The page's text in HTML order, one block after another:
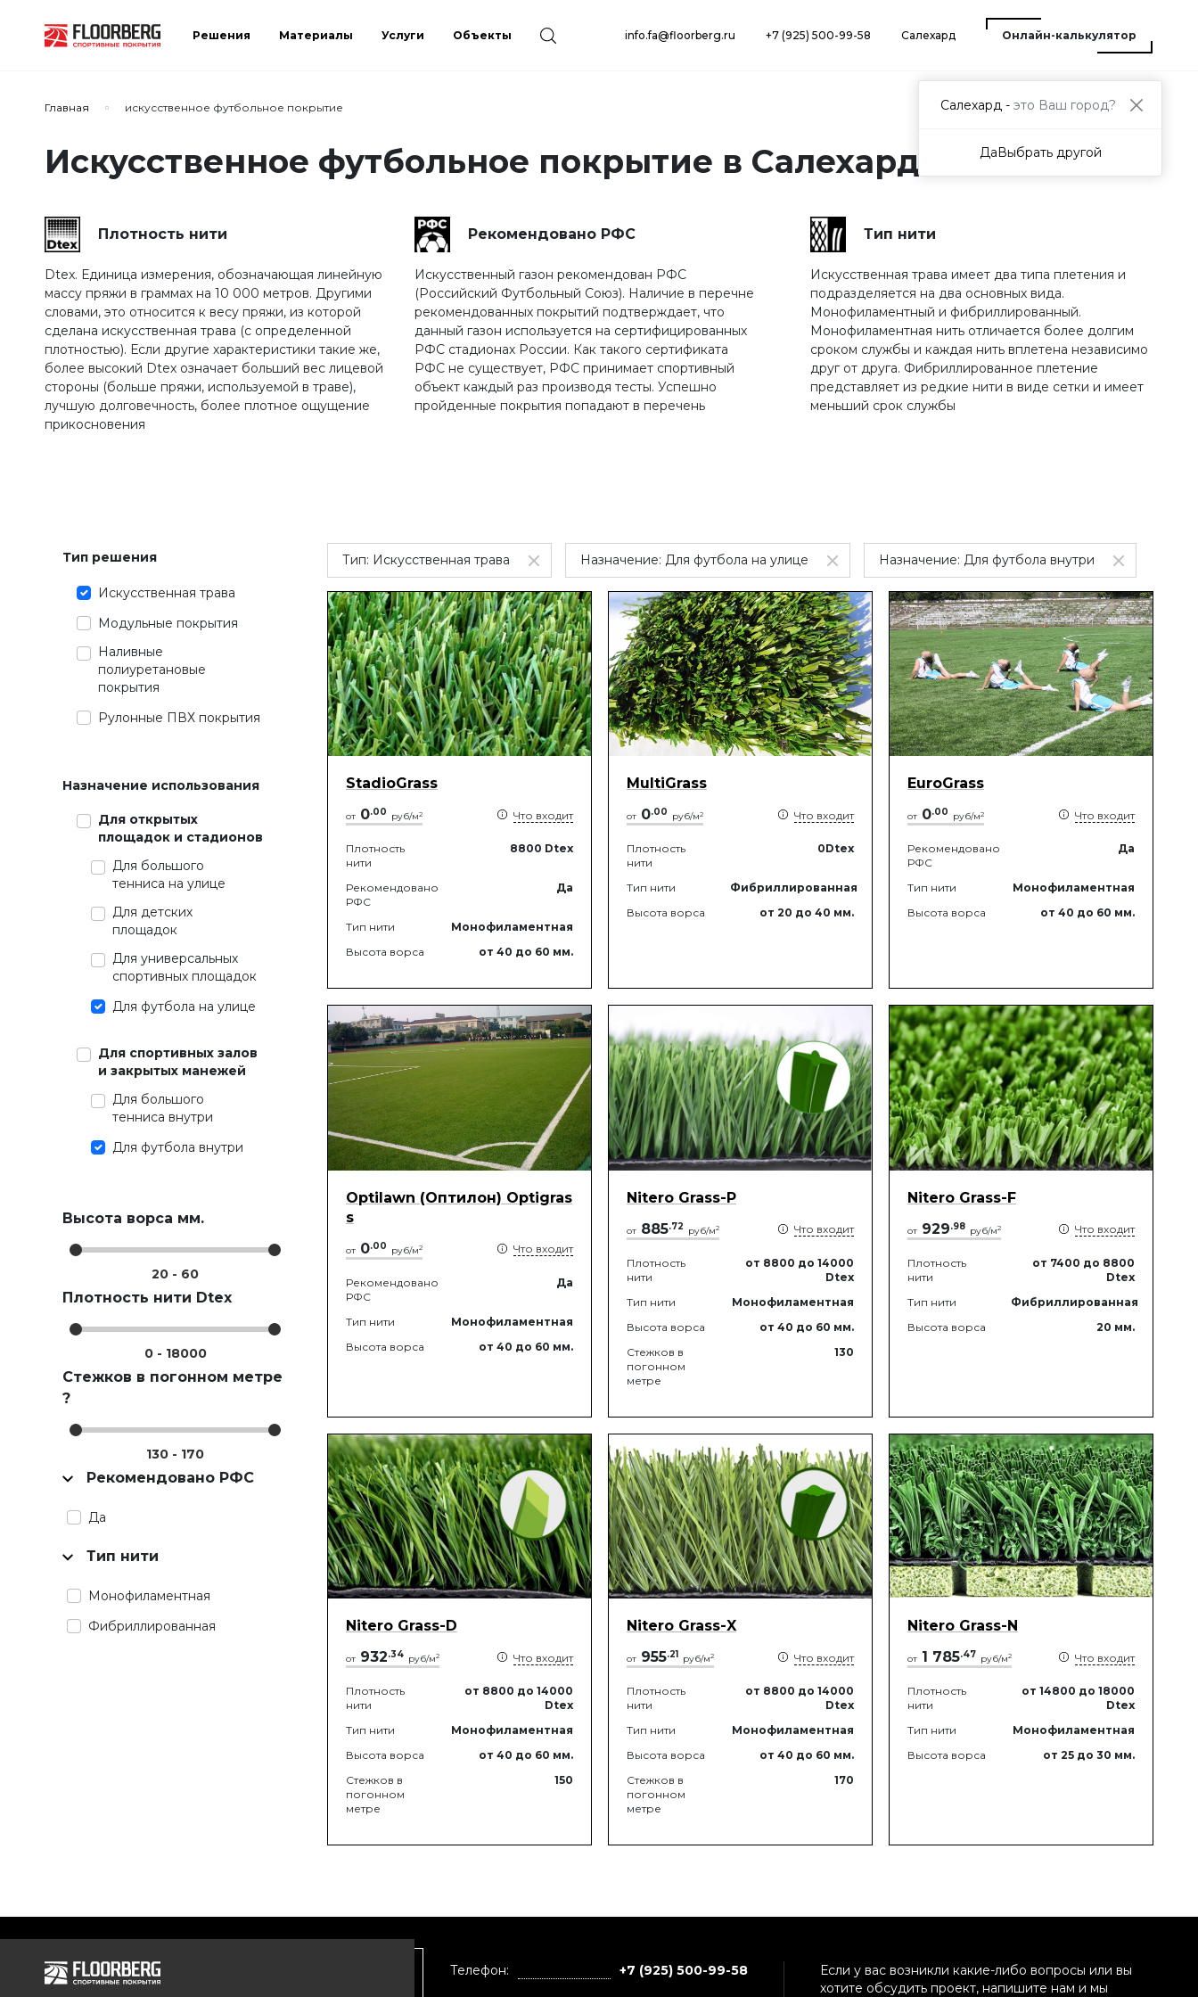
Решения Материалы Услуги Объекты info.fa@floorberg.ru +7 (925) 500-99-58 Салехард Онлайн-калькулятор
Главная искусственное футбольное покрытие
Искусственное футбольное покрытие в Салехарде
Плотность нити
Dtex. Единица измерения, обозначающая линейную
массу пряжи в граммах на 10 000 метров. Другими
словами, это относится к весу пряжи, из которой
сделана искусственная трава (с определенной
плотностью). Если другие характеристики такие же,
более высокий Dtex означает больший вес лицевой
стороны (больше пряжи, используемой в траве),
лучшую долговечность, более плотное ощущение
прикосновения
Рекомендовано РФС
Искусственный газон рекомендован РФС
(Российский Футбольный Союз). Наличие в перечне
рекомендованных покрытий подтверждает, что
данный газон используется на сертифицированных
РФС стадионах России. Как такого сертификата
РФС не существует, РФС принимает спортивный
объект каждый раз производя тесты. Успешно
пройденные покрытия попадают в перечень
Тип нити
Искусственная трава имеет два типа плетения и
подразделяется на два основных вида.
Монофиламентный и фибриллированный.
Монофиламентная нить отличается более долгим
сроком службы и каждая нить вплетена независимо
друг от друга. Фибриллированное плетение
представляет из редкие нити в виде сетки и имеет
меньший срок службы
Тип решения
Искусственная трава
Модульные покрытия
Наливные
полиуретановые
покрытия
Рулонные ПВХ покрытия
Назначение использования
Для открытых
площадок и стадионов
Для большого
тенниса на улице
Для детских
площадок
Для универсальных
спортивных площадок
Для футбола на улице
Для спортивных залов
и закрытых манежей
Для большого
тенниса внутри
Для футбола внутри
Высота ворса мм.
20 - 60
Плотность нити Dtex
0- 18000
Стежков в погонном метре
?
130 - 170
Рекомендовано РФС
Да
Тип нити
Монофиламентная
Фибриллированная
Сортировать по:
Сбросить Применить
Тип: Искусственная трава Назначение: Для футбола на улице Назначение: Для футбола внутри
StadioGrass
от 0.00 руб/м2 Что входит
Плотность
нити
8800 Dtex
Рекомендовано
РФС
Да
Тип нити
Монофиламентная
Высота ворса
от 40 до 60 мм.
MultiGrass
от 0.00 руб/м2 Что входит
Плотность
нити
0Dtex
Тип нити
Фибриллированная
Высота ворса
от 20 до 40 мм.
EuroGrass
от 0.00 руб/м2 Что входит
Рекомендовано
РФС
Да
Тип нити
Монофиламентная
Высота ворса
от 40 до 60 мм.
Optilawn (Оптилон) Optigras
s
от 0.00 руб/м2 Что входит
Рекомендовано
РФС
Да
Тип нити
Монофиламентная
Высота ворса
от 40 до 60 мм.
Nitero Grass-P
от 885.72 руб/м2 Что входит
Плотность
нити
от 8800 до 14000
Dtex
Тип нити
Монофиламентная
Высота ворса
от 40 до 60 мм.
Стежков в
погонном
метре
130
Nitero Grass-F
от 929.98 руб/м2 Что входит
Плотность
нити
от 7400 до 8800
Dtex
Тип нити
Фибриллированная
Высота ворса
20 мм.
Nitero Grass-D
от 932.34 руб/м2 Что входит
Плотность
нити
от 8800 до 14000
Dtex
Тип нити
Монофиламентная
Высота ворса
от 40 до 60 мм.
Стежков в
погонном
метре
150
Nitero Grass-X
от 955.21 руб/м2 Что входит
Плотность
нити
от 8800 до 14000
Dtex
Тип нити
Монофиламентная
Высота ворса
от 40 до 60 мм.
Стежков в
погонном
метре
170
Nitero Grass-N
от 1 785.47 руб/м2 Что входит
Плотность
нити
от 14800 до 18000
Dtex
Тип нити
Монофиламентная
Высота ворса
от 25 до 30 мм.
Телефон: +7 (925) 500-99-58
Если у вас возникли какие-либо вопросы или вы
хотите обсудить проект, напишите нам и мы
Салехард - это Ваш город?
ДаВыбрать другой